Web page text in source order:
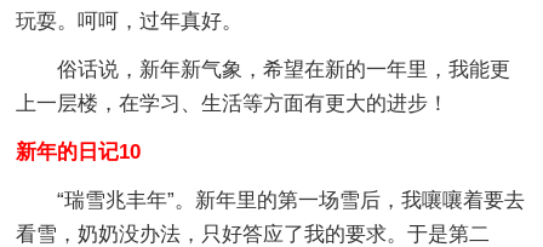
玩耍。呵呵，过年真好。
俗话说，新年新气象，希望在新的一年里，我能更
上一层楼，在学习、生活等方面有更大的进步！
新年的日记10
“瑞雪兆丰年”。新年里的第一场雪后，我嚷嚷着要去
看雪，奶奶没办法，只好答应了我的要求。于是第二